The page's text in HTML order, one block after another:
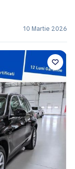
10 Martie 2026